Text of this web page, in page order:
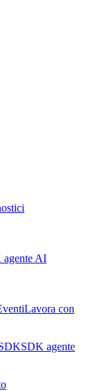
agente AI
Lavora con
SDK agente